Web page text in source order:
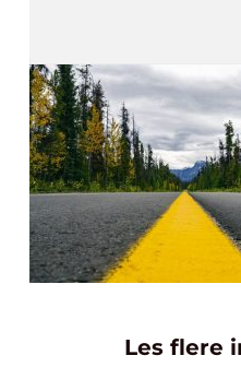
Les flere